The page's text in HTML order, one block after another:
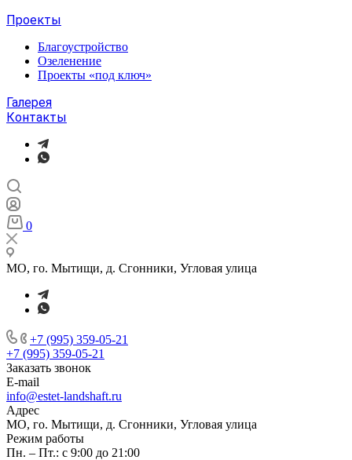
Проекты
Благоустройство
Озеленение
Проекты «под ключ»
Галерея
Контакты
0
МО, го. Мытищи, д. Сгонники, Угловая улица
+7 (995) 359-05-21
+7 (995) 359-05-21
Заказать звонок
E-mail
info@estet-landshaft.ru
Адрес
МО, го. Мытищи, д. Сгонники, Угловая улица
Режим работы
Пн. – Пт.: с 9:00 до 21:00